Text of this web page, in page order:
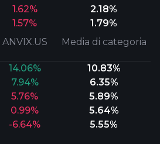
1.62%
2.18%
1.57%
1.79%
ANVIX.US Media di categoria
14.06%
10.83%
7.94%
6.35%
5.76%
5.89%
0.99%
5.64%
-6.64% 5.55%